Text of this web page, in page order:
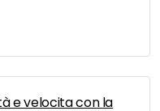
e velocita con la